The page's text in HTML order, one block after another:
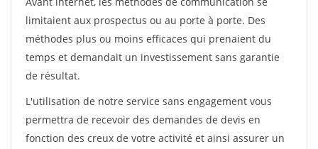
limitaient aux prospectus ou au porte à porte. Des
méthodes plus ou moins efficaces qui prenaient du
temps et demandait un investissement sans garantie
de résultat.
L'utilisation de notre service sans engagement vous
permettra de recevoir des demandes de devis en
fonction des creux de votre activité et ainsi assurer un